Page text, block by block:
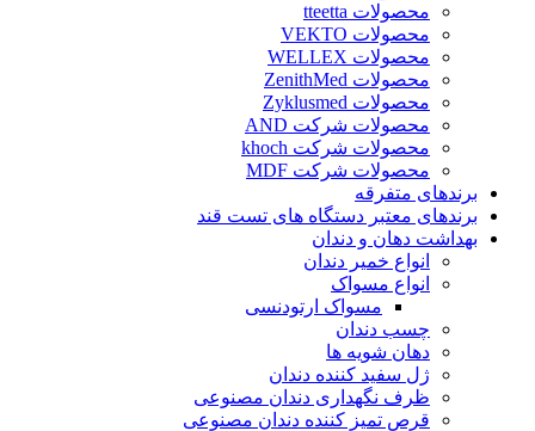
محصولات tteetta
محصولات VEKTO
محصولات WELLEX
محصولات ZenithMed
محصولات Zyklusmed
محصولات شرکت AND
محصولات شرکت khoch
محصولات شرکت MDF
برندهای متفرقه
برندهای معتبر دستگاه های تست قند
بهداشت دهان و دندان
انواع خمیر دندان
انواع مسواک
مسواک ارتودنسی
چسب دندان
دهان شویه ها
ژل سفید کننده دندان
ظرف نگهداری دندان مصنوعی
قرص تمیز کننده دندان مصنوعی